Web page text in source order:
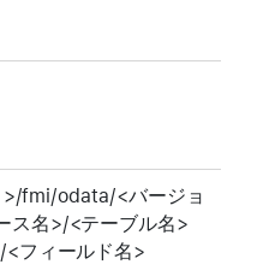
fmi/odata/<バージョ
ス名>/<テーブル名>
フィールド名>